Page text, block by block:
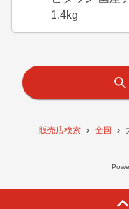
販売店検索 全国
1.4kg